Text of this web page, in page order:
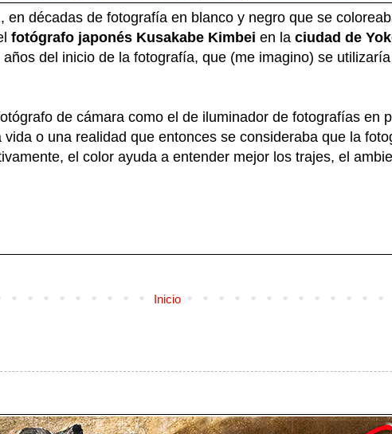
en décadas de fotografía en blanco y negro que se
fotógrafo japonés Kusakabe Kimbei en la ciudad de
del inicio de la fotografía, que (me imagino) se
de cámara como el de iluminador de fotografías en
o una realidad que entonces se consideraba que la
el color ayuda a entender mejor los trajes, el
Inicio